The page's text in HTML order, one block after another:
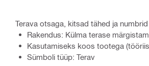
Terava otsaga, kitsad tähed ja
Rakendus: Külma terase
Kasutamiseks koos tootega
Sümboli tüüp: Terav